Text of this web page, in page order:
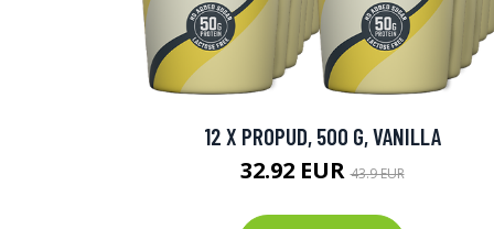
12 X PROPUD, 500 G, VANILLA
32.92 EUR43.9 EUR